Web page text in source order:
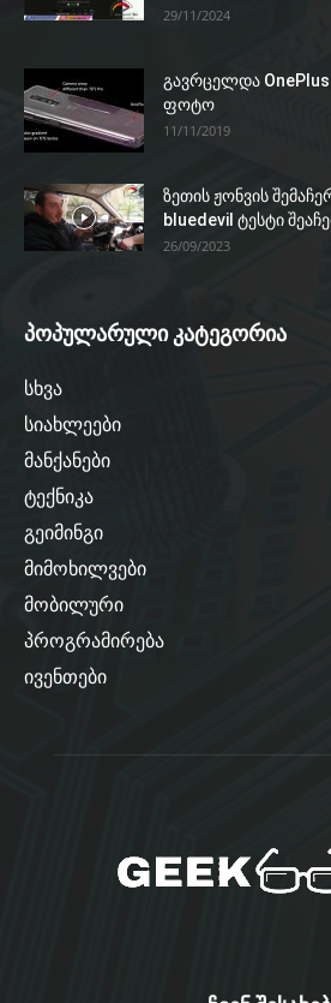
29/11/2024
გავრცელდა
ფოტო
11/11/2019
ზეთის ჟონვის
bluedevil ტესტი
26/09/2023
პოპულარული კატეგორია
სხვა
სიახლეები
მანქანები
ტექნიკა
გეიმინგი
მიმოხილვები
მობილური
პროგრამირება
ივენთები